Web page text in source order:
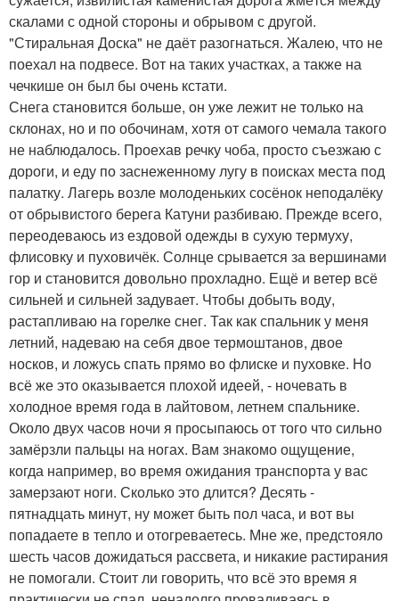
скалами с одной стороны и обрывом с другой.
"Стиральная Доска" не даёт разогнаться. Жалею, что не
поехал на подвесе. Вот на таких участках, а также на
чечкише он был бы очень кстати.
Снега становится больше, он уже лежит не только на
склонах, но и по обочинам, хотя от самого чемала такого
не наблюдалось. Проехав речку чоба, просто съезжаю с
дороги, и еду по заснеженному лугу в поисках места под
палатку. Лагерь возле молоденьких сосёнок неподалёку
от обрывистого берега Катуни разбиваю. Прежде всего,
переодеваюсь из ездовой одежды в сухую термуху,
флисовку и пуховичёк. Солнце срывается за вершинами
гор и становится довольно прохладно. Ещё и ветер всё
сильней и сильней задувает. Чтобы добыть воду,
растапливаю на горелке снег. Так как спальник у меня
летний, надеваю на себя двое термоштанов, двое
носков, и ложусь спать прямо во флиске и пуховке. Но
всё же это оказывается плохой идеей, - ночевать в
холодное время года в лайтовом, летнем спальнике.
Около двух часов ночи я просыпаюсь от того что сильно
замёрзли пальцы на ногах. Вам знакомо ощущение,
когда например, во время ожидания транспорта у вас
замерзают ноги. Сколько это длится? Десять -
пятнадцать минут, ну может быть пол часа, и вот вы
попадаете в тепло и отогреваетесь. Мне же, предстояло
шесть часов дожидаться рассвета, и никакие растирания
не помогали. Стоит ли говорить, что всё это время я